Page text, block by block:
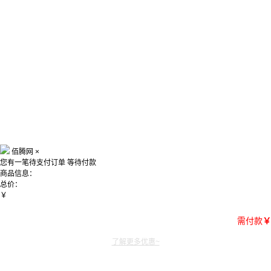
佰腾网 ×
您有一笔待支付订单 等待付款
商品信息：
总价：
￥
需付款￥
了解更多优惠~